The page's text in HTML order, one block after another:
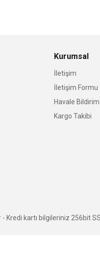
Kurumsal
İletişim
İletişim Formu
Havale
Kargo Takibi
Kredi kartı bilgileriniz 256bit